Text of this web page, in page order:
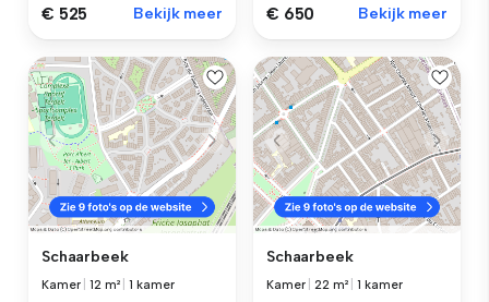
€ 525 Bekijk meer € 650 Bekijk meer
Schaarbeek
Kamer |12 m² |1 kamer
Schaarbeek
Kamer |22 m² |1 kamer